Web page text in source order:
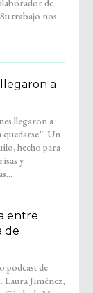
a
entre
de